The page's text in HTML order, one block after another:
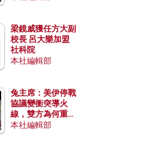
梁鏡威獲任方大副
校長 呂大樂加盟
社科院
本社編輯部
兔主席：美伊停戰
協議變衝突導火
線，雙方為何重啟
戰爭？伊朗一早洞
本社編輯部